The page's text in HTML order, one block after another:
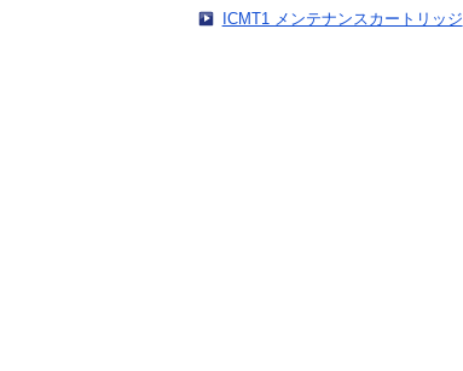
ICMT1 メンテナンスカートリッジ